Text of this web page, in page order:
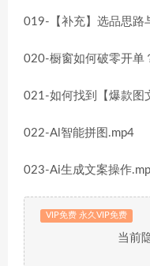
019-【补充】选品思路
020-橱窗如何破零开单
021-如何找到【爆款图
022-Al智能拼图.mp4
023-Ai生成文案操作
VIP免费 永久VIP免费
当前